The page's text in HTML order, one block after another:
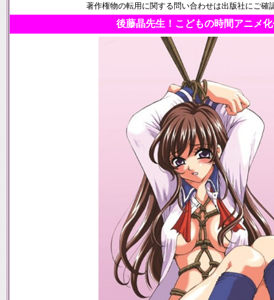
著作権物の転用に関する問い合わせは出版社にご確
後藤晶先生！こどもの時間アニメ